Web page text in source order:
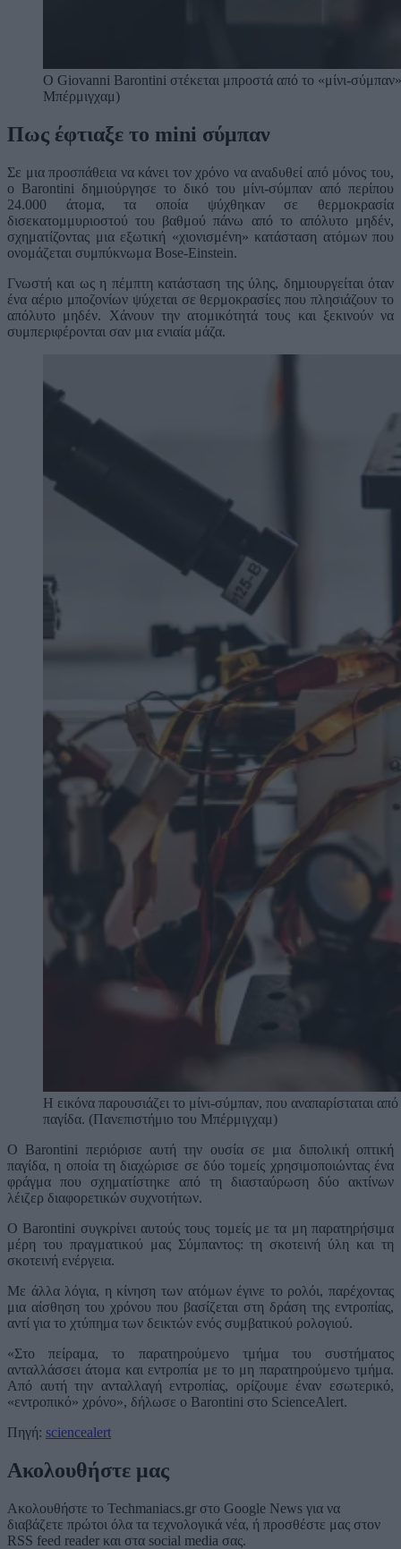
Ο Giovanni Barontini στέκεται μπροστά από το «μίνι-
Μπέρμιγχαμ)
Πως έφτιαξε το mini σύμπαν
Σε μια προσπάθεια να κάνει τον χρόνο να αναδυθεί από μόνος του,
ο Barontini δημιούργησε το δικό του μίνι-σύμπαν από περίπου
24.000 άτομα, τα οποία ψύχθηκαν σε θερμοκρασία
δισεκατομμυριοστού του βαθμού πάνω από το απόλυτο μηδέν,
σχηματίζοντας μια εξωτική «χιονισμένη» κατάσταση ατόμων που
ονομάζεται συμπύκνωμα Bose-Einstein.
Γνωστή και ως η πέμπτη κατάσταση της ύλης, δημιουργείται όταν
ένα αέριο μποζονίων ψύχεται σε θερμοκρασίες που πλησιάζουν το
απόλυτο μηδέν. Χάνουν την ατομικότητά τους και ξεκινούν να
συμπεριφέρονται σαν μια ενιαία μάζα.
Η εικόνα παρουσιάζει το μίνι-σύμπαν, που αναπαρίσταται
παγίδα. (Πανεπιστήμιο του Μπέρμιγχαμ)
Ο Barontini περιόρισε αυτή την ουσία σε μια διπολική οπτική
παγίδα, η οποία τη διαχώρισε σε δύο τομείς χρησιμοποιώντας ένα
φράγμα που σχηματίστηκε από τη διασταύρωση δύο ακτίνων
λέιζερ διαφορετικών συχνοτήτων.
Ο Barontini συγκρίνει αυτούς τους τομείς με τα μη παρατηρήσιμα
μέρη του πραγματικού μας Σύμπαντος: τη σκοτεινή ύλη και τη
σκοτεινή ενέργεια.
Με άλλα λόγια, η κίνηση των ατόμων έγινε το ρολόι, παρέχοντας
μια αίσθηση του χρόνου που βασίζεται στη δράση της εντροπίας,
αντί για το χτύπημα των δεικτών ενός συμβατικού ρολογιού.
«Στο πείραμα, το παρατηρούμενο τμήμα του συστήματος
ανταλλάσσει άτομα και εντροπία με το μη παρατηρούμενο τμήμα.
Από αυτή την ανταλλαγή εντροπίας, ορίζουμε έναν εσωτερικό,
«εντροπικό» χρόνο», δήλωσε ο Barontini στο ScienceAlert.
Πηγή: sciencealert
Ακολουθήστε μας
Ακολουθήστε το Techmaniacs.gr στο Google News για να
διαβάζετε πρώτοι όλα τα τεχνολογικά νέα, ή προσθέστε μας στον
RSS feed reader και στα social media σας.